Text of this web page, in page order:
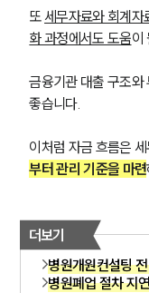
또 세무자료와 회계자
화 과정에서도 도움이
금융기관 대출 구조와
좋습니다.
이처럼 자금 흐름은
부터 관리 기준을 마련
더보기
병원개원컨설팅
병원폐업 절차 지